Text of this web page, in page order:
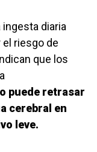
diaria
riesgo de
que los
puede retrasar
cerebral en
leve.